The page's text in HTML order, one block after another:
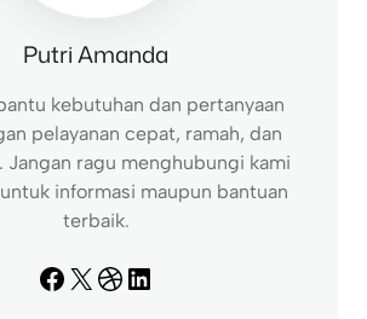
Putri Amanda
kebutuhan dan pertanyaan
pelayanan cepat, ramah, dan
Jangan ragu menghubungi kami
informasi maupun bantuan
terbaik.
Facebook X Dribbble LinkedIn